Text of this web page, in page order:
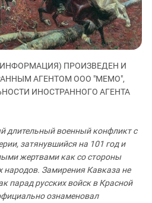
ЗАСТАВЛЯЕТ
КАВКАЗ ЗА ПАЛЕСТИНУ
ИНАКОМЫСЛИЕ В ЧЕЧНЕ
ПРЕСЛЕДОВАНИЕ АКТИВИСТОВ
МОБИЛИЗАЦИЯ И ПРОТЕСТЫ
ПРОИЗВЕДЕН И
АГЕНТОМ ООО "МЕМО",
ИНОСТРАННОГО АГЕНТА
длительный военный конфликт с
затянувшийся на 101 год и
жертвами как со стороны
народов. Замирения Кавказа не
парад русских войск в Красной
ознаменовал